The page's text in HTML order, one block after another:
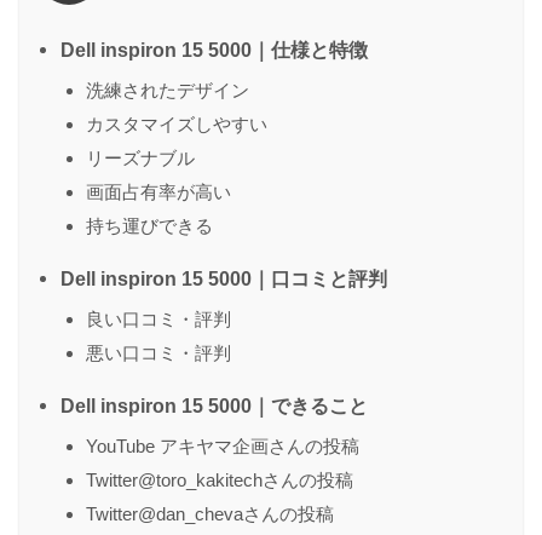
Dell inspiron 15 5000｜仕様と特徴
洗練されたデザイン
カスタマイズしやすい
リーズナブル
画面占有率が高い
持ち運びできる
Dell inspiron 15 5000｜口コミと評判
良い口コミ・評判
悪い口コミ・評判
Dell inspiron 15 5000｜できること
YouTube アキヤマ企画さんの投稿
Twitter@toro_kakitechさんの投稿
Twitter@dan_chevaさんの投稿